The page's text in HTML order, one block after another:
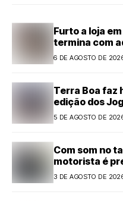
Furto a loja
termina com
6 DE AGOSTO DE
Terra Boa faz
edição dos
5 DE AGOSTO DE
Com som no
motorista é
volante em
3 DE AGOSTO DE